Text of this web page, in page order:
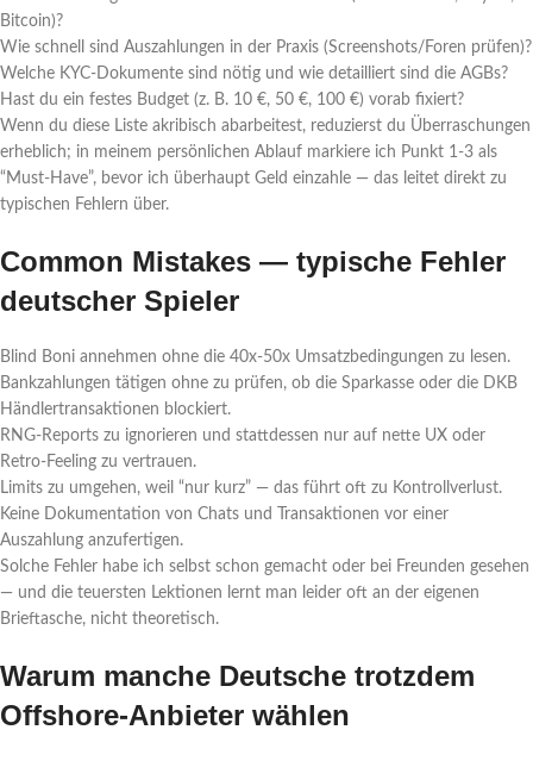
Bitcoin)?
Wie schnell sind Auszahlungen in der Praxis (Screenshots/Foren prüfen)?
Welche KYC‑Dokumente sind nötig und wie detailliert sind die AGBs?
Hast du ein festes Budget (z. B. 10 €, 50 €, 100 €) vorab fixiert?
Wenn du diese Liste akribisch abarbeitest, reduzierst du Überraschungen
erheblich; in meinem persönlichen Ablauf markiere ich Punkt 1-3 als
“Must-Have”, bevor ich überhaupt Geld einzahle — das leitet direkt zu
typischen Fehlern über.
Common Mistakes — typische Fehler
deutscher Spieler
Blind Boni annehmen ohne die 40x-50x Umsatzbedingungen zu lesen.
Bankzahlungen tätigen ohne zu prüfen, ob die Sparkasse oder die DKB
Händlertransaktionen blockiert.
RNG-Reports zu ignorieren und stattdessen nur auf nette UX oder
Retro-Feeling zu vertrauen.
Limits zu umgehen, weil “nur kurz” — das führt oft zu Kontrollverlust.
Keine Dokumentation von Chats und Transaktionen vor einer
Auszahlung anzufertigen.
Solche Fehler habe ich selbst schon gemacht oder bei Freunden gesehen
— und die teuersten Lektionen lernt man leider oft an der eigenen
Brieftasche, nicht theoretisch.
Warum manche Deutsche trotzdem
Offshore-Anbieter wählen